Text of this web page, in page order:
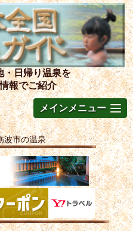
・日帰り温泉を
報でご紹介
メインメニュー
波市の温泉